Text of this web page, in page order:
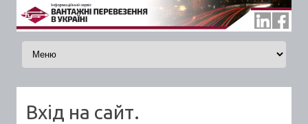
Skip to content
Вхід на сайт.